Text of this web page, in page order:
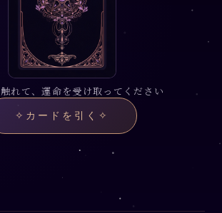
れて、運命を受け取ってください
✧ カードを引く ✧